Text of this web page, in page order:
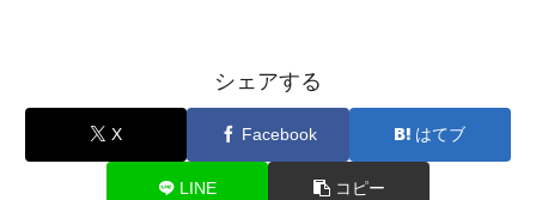
シェアする
X Facebook はてブ
LINE コピー